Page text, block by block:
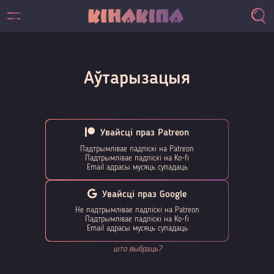
Аўтарызацыя
Увайсці праз Patreon
Падтрымлівае падпіскі на Patreon
Падтрымлівае падпіскі на Ko-fi
Email адрасы мусяць супадаць
Увайсці праз Google
Не падтрымлівае падпіскі на Patreon
Падтрымлівае падпіскі на Ko-fi
Email адрасы мусяць супадаць
што выбраць?